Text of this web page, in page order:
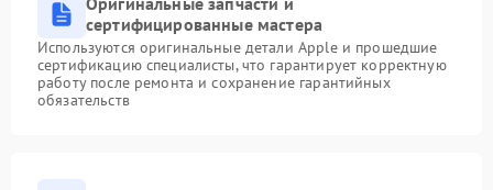
сертифицированные мастера
Используются оригинальные детали Apple и прошедшие
сертификацию специалисты, что гарантирует корректную
работу после ремонта и сохранение гарантийных
обязательств